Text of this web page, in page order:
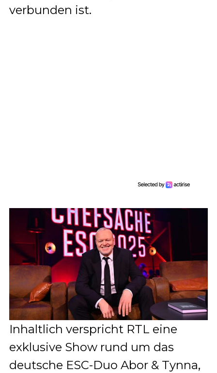
verbunden ist.
Inhaltlich verspricht RTL eine
exklusive Show rund um das
deutsche ESC-Duo Abor & Tynna,